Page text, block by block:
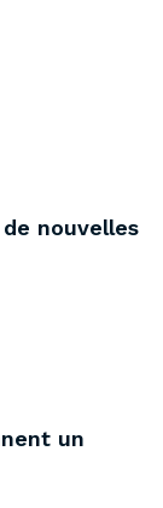
nouvelles
un